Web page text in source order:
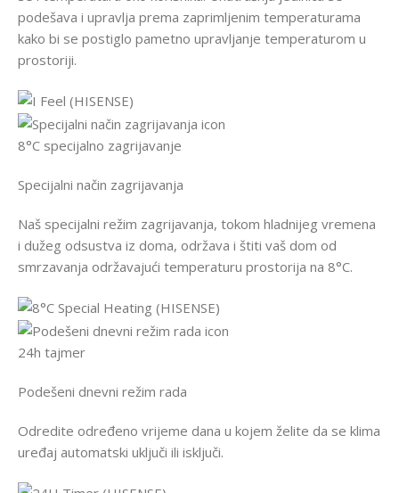
podešava i upravlja prema zaprimljenim temperaturama
kako bi se postiglo pametno upravljanje temperaturom u
prostoriji.
8°C specijalno zagrijavanje
Specijalni način zagrijavanja
Naš specijalni režim zagrijavanja, tokom hladnijeg vremena
i dužeg odsustva iz doma, održava i štiti vaš dom od
smrzavanja održavajući temperaturu prostorija na 8°C.
24h tajmer
Podešeni dnevni režim rada
Odredite određeno vrijeme dana u kojem želite da se klima
uređaj automatski uključi ili isključi.